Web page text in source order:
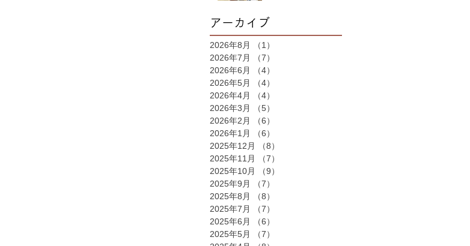
アーカイブ
2026年8月 （1）
2026年7月
（7）
2026年6月
（4）
2026年5月
（4）
2026年4月
（4）
2026年3月
（5）
2026年2月
（6）
2026年1月
（6）
2025年12月
（8）
2025年11月
（7）
2025年10月
（9）
2025年9月
（7）
2025年8月
（8）
2025年7月
（7）
2025年6月
（6）
2025年5月
（7）